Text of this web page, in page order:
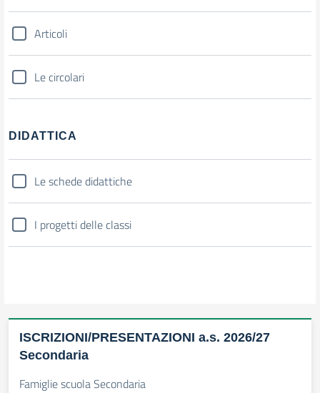
Articoli
Le circolari
DIDATTICA
Le schede didattiche
I progetti delle classi
ISCRIZIONI/PRESENTAZIONI a.s. 2026/27
Secondaria
Famiglie scuola Secondaria